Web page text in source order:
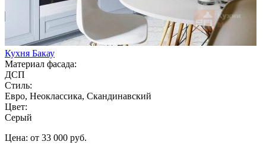
Кухня Бакау
Материал фасада:
ДСП
Стиль:
Евро, Неоклассика, Скандинавский
Цвет:
Серый
Цена: от 33 000 руб.